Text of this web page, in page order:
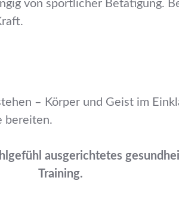
von sportlicher Betätigung.
– Körper und Geist im
bereiten.
ausgerichtetes
Training.